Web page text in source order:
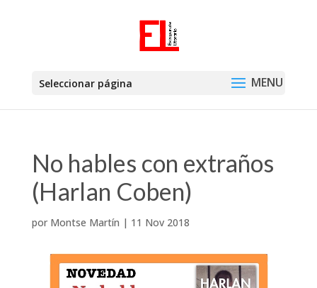
Seleccionar página
No hables con extraños
(Harlan Coben)
por Montse Martín | 11 Nov 2018